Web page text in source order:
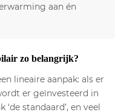
aan én
zo belangrijk?
lineaire aanpak: als er
er geïnvesteerd in
standaard’, en veel